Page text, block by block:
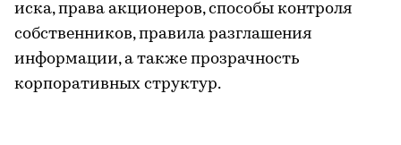
иска, права акционеров, способы контроля
собственников, правила разглашения
информации, а также прозрачность
корпоративных структур.